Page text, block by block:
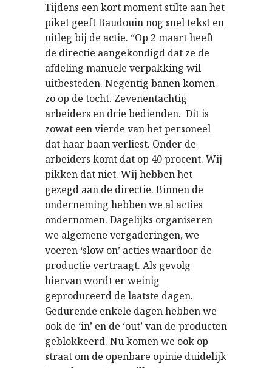
Tijdens een kort moment stilte aan het
piket geeft Baudouin nog snel tekst en
uitleg bij de actie. “Op 2 maart heeft
de directie aangekondigd dat ze de
afdeling manuele verpakking wil
uitbesteden. Negentig banen komen
zo op de tocht. Zevenentachtig
arbeiders en drie bedienden. Dit is
zowat een vierde van het personeel
dat haar baan verliest. Onder de
arbeiders komt dat op 40 procent. Wij
pikken dat niet. Wij hebben het
gezegd aan de directie. Binnen de
onderneming hebben we al acties
ondernomen. Dagelijks organiseren
we algemene vergaderingen, we
voeren ‘slow on’ acties waardoor de
productie vertraagt. Als gevolg
hiervan wordt er weinig
geproduceerd de laatste dagen.
Gedurende enkele dagen hebben we
ook de ‘in’ en de ‘out’ van de producten
geblokkeerd. Nu komen we ook op
straat om de openbare opinie duidelijk